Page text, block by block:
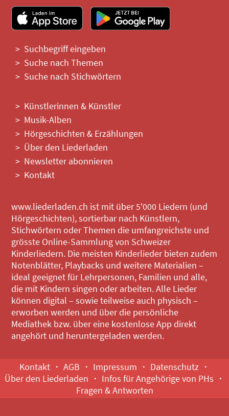
Suchbegriff eingeben
Suche nach Themen
Suche nach Stichwörtern
Künstlerinnen & Künstler
Musik-Alben
Hörgeschichten & Erzählungen
Über den Liederladen
Newsletter abonnieren
Kontakt
www.liederladen.ch ist mit über 5'000 Liedern (und
Hörgeschichten), sortierbar nach Künstlern,
Stichwörtern oder Themen die umfangreichste und
grösste Online-Sammlung von Schweizer
Kinderliedern. Die meisten Kinderlieder bieten zudem
Notenblätter, Playbacks und weitere Materialien –
ideal geeignet für Lehrpersonen, Familien und alle,
die mit Kindern singen oder arbeiten. Alle Lieder
können digital – sowie teilweise auch physisch –
erworben werden und über die persönliche
Mediathek bzw. über eine kostenlose App direkt
angehört und heruntergeladen werden.
Kontakt AGB Impressum
Datenschutz
Über den Liederladen
Infos für Angehörige von PHs
Fragen & Antworten